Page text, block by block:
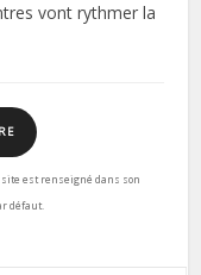
vont rythmer la
est renseigné dans son
défaut.